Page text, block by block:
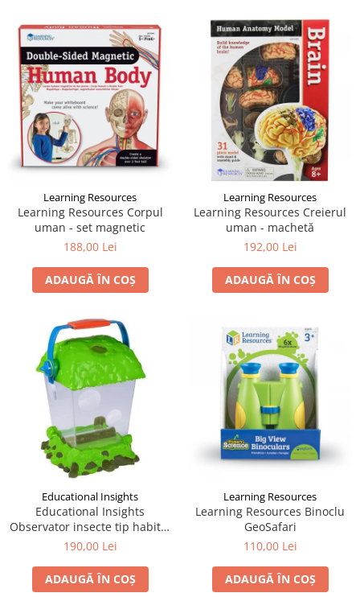
Learning Resources
Learning Resources Corpul
uman - set magnetic
188,00 Lei
ADAUGĂ ÎN COȘ
Learning Resources
Learning Resources Creierul
uman - machetă
192,00 Lei
ADAUGĂ ÎN COȘ
Educational Insights
Educational Insights
Observator insecte tip habitat
- Geosafari
190,00 Lei
ADAUGĂ ÎN COȘ
Learning Resources
Learning Resources Binoclu
GeoSafari
110,00 Lei
ADAUGĂ ÎN COȘ